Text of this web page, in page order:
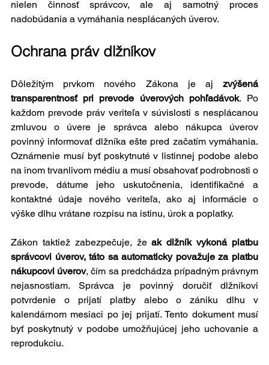
nielen činnosť správcov, ale aj samotný proces
nadobúdania a vymáhania nesplácaných úverov.
Ochrana práv dlžníkov
Dôležitým prvkom nového Zákona je aj zvýšená
transparentnosť pri prevode úverových pohľadávok. Po
každom prevode práv veriteľa v súvislosti s nesplácanou
zmluvou o úvere je správca alebo nákupca úverov
povinný informovať dlžníka ešte pred začatím vymáhania.
Oznámenie musí byť poskytnuté v listinnej podobe alebo
na inom trvanlivom médiu a musí obsahovať podrobnosti o
prevode, dátume jeho uskutočnenia, identifikačné a
kontaktné údaje nového veriteľa, ako aj informácie o
výške dlhu vrátane rozpisu na istinu, úrok a poplatky.
Zákon taktiež zabezpečuje, že ak dlžník vykoná platbu
správcovi úverov, táto sa automaticky považuje za platbu
nákupcovi úverov, čím sa predchádza prípadným právnym
nejasnostiam. Správca je povinný doručiť dlžníkovi
potvrdenie o prijatí platby alebo o zániku dlhu v
kalendárnom mesiaci po jej prijatí. Tento dokument musí
byť poskytnutý v podobe umožňujúcej jeho uchovanie a
reprodukciu.